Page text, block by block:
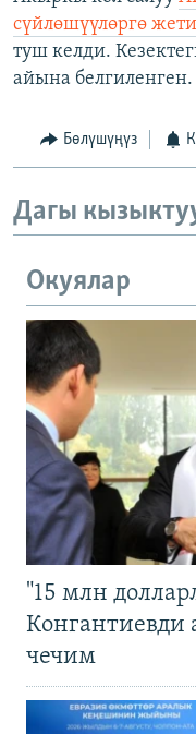
сүйлөшүүлөргө
туш келди.
айына белгиленген.
Бөлүшүңүз
Дагы
Окуялар
"15 млн
Конгантиевди
чечим